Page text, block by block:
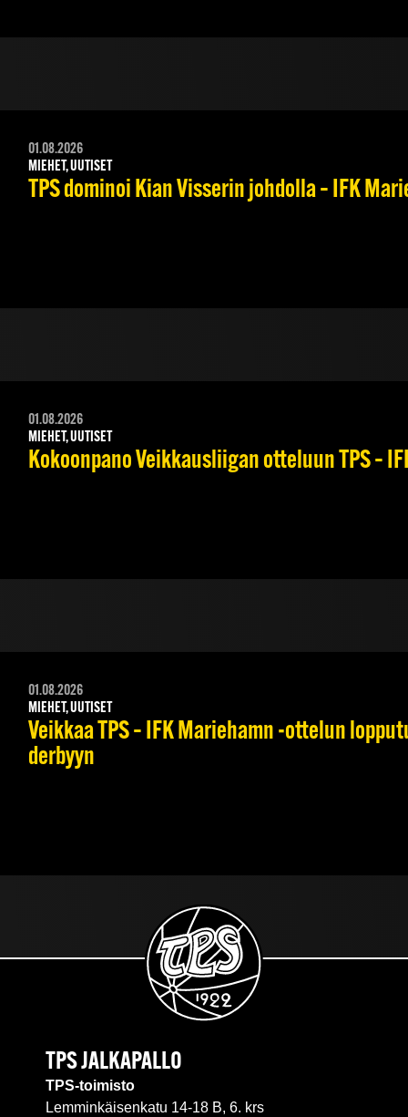
01.08.2026
MIEHET, UUTISET
TPS dominoi Kian Visserin johdolla – IFK
01.08.2026
MIEHET, UUTISET
Kokoonpano Veikkausliigan otteluun TPS –
01.08.2026
MIEHET, UUTISET
Veikkaa TPS – IFK Mariehamn -ottelun
derbyyn
TPS JALKAPALLO
TPS-toimisto
Lemminkäisenkatu 14-18 B, 6. krs